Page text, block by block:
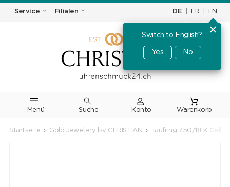
Service Filialen DE FR EN
Switch to English?
Yes No
Menü Suche Warenkorb
Startseite Gold Jewellery by CHRISTIAN Taufring 750/18 K